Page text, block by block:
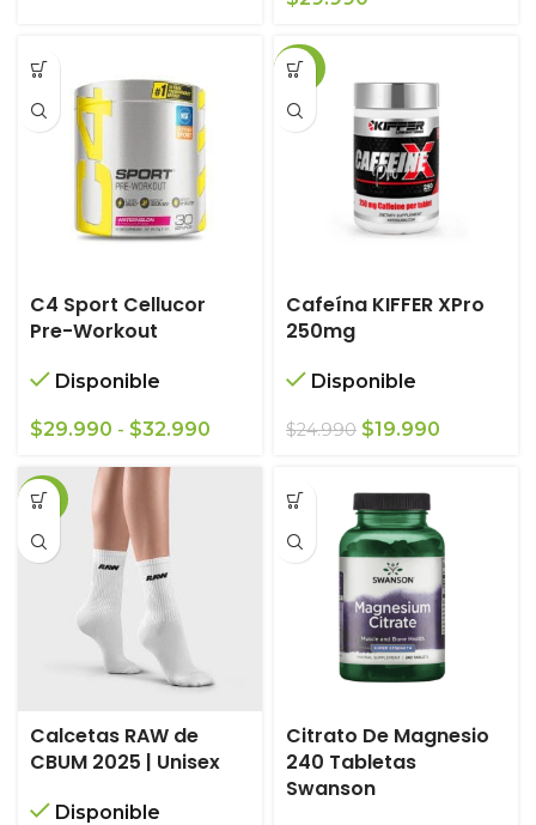
C4 Sport Cellucor
Pre-Workout
Disponible
$29.990 - $32.990
-20%
Cafeína KIFFER XPro
250mg
Disponible
$24.990 El
era:
$24.990.
$19.990
$19.990.
-36%
Calcetas RAW de
CBUM 2025 | Unisex
Disponible
Citrato De Magnesio
240 Tabletas
Swanson